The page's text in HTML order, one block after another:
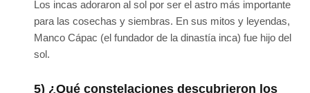
Los incas adoraron al sol por ser el astro más importante
para las cosechas y siembras. En sus mitos y leyendas,
Manco Cápac (el fundador de la dinastía inca) fue hijo del
sol.
5) ¿Qué constelaciones descubrieron los